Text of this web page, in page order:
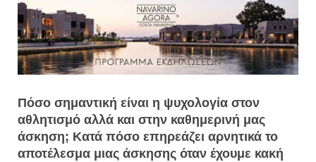
Πόσο σημαντική είναι η ψυχολογία στον
αθλητισμό αλλά και στην καθημερινή μας
άσκηση; Κατά πόσο επηρεάζει αρνητικά το
αποτέλεσμα μιας άσκησης όταν έχουμε κακή